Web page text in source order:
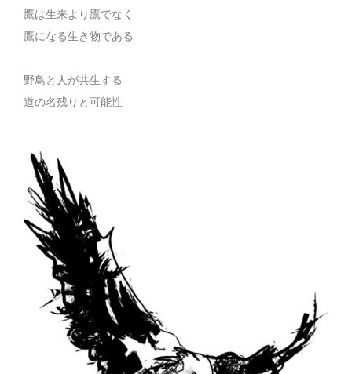
鷹は生来より鷹でなく
鷹になる生き物である
野鳥と人が共生する
道の名残りと可能性